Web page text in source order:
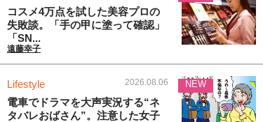
コスメ4万点を試した美容プロの
失敗談。「手の甲に塗って確認」
「SN...
遠藤幸子
Lifestyle 2026.08.06
電車でドラマを大声実況する“ネ
タバレおばさん”。注意した女子
NEW